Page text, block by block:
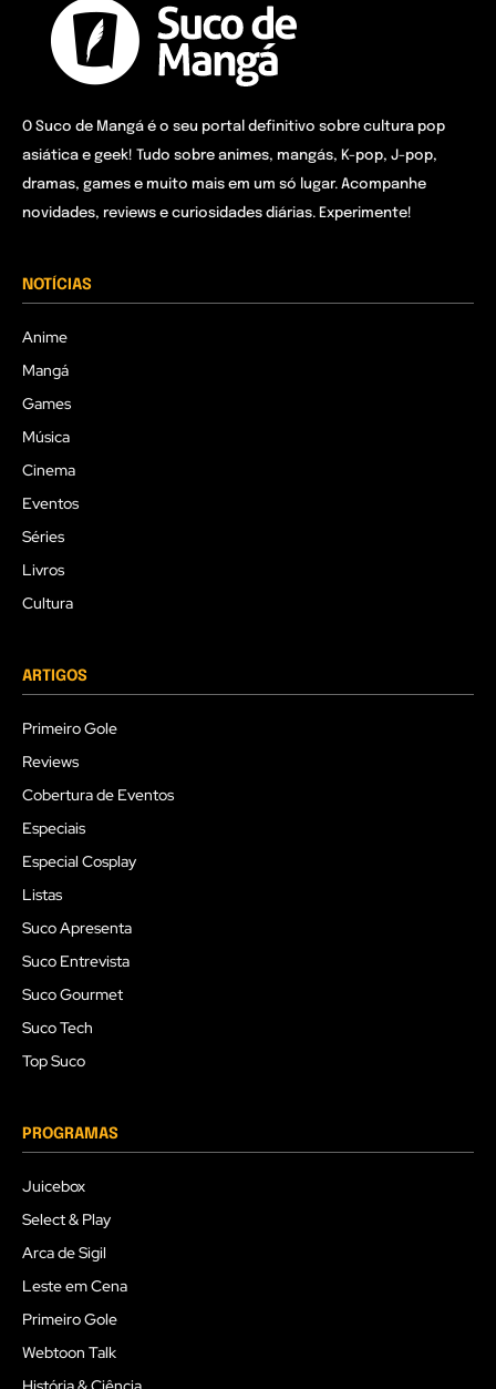
O Suco de Mangá é o seu portal definitivo sobre cultura pop
asiática e geek! Tudo sobre animes, mangás, K-pop, J-pop,
dramas, games e muito mais em um só lugar. Acompanhe
novidades, reviews e curiosidades diárias. Experimente!
NOTÍCIAS
Anime
Mangá
Games
Música
Cinema
Eventos
Séries
Livros
Cultura
ARTIGOS
Primeiro Gole
Reviews
Cobertura de Eventos
Especiais
Especial Cosplay
Listas
Suco Apresenta
Suco Entrevista
Suco Gourmet
Suco Tech
Top Suco
PROGRAMAS
Juicebox
Select & Play
Arca de Sigil
Leste em Cena
Primeiro Gole
Webtoon Talk